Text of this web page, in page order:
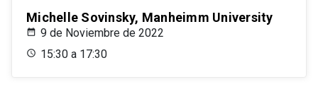
Michelle Sovinsky, Manheimm University
9 de Noviembre de 2022
15:30 a 17:30